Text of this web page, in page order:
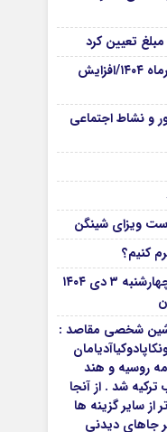
قیمت اتریوم امروز سه‌شنبه ۸ مهرماه ۱۴۰۴/افزایش
و نشاط اجتماعی
ویزای شینگن
کنیم؟
وضعیت آب و هوای تهران امروز چهارشنبه ۳ دی ۱۴۰۴
شخصی مقاصد :
سفرنامه روسیه و هند
شد . از آنجا
سایر گزینه ها
جاهای دیدنی